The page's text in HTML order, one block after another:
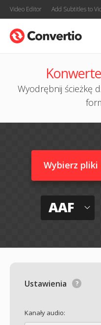
Video Editor Add Subtitles to
Wyodrębnij ścieżkę
Wybierz pliki
AAF
Ustawienia
Kanały audio: